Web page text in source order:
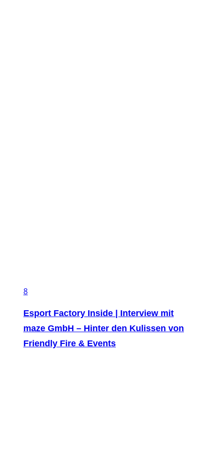
8
Esport Factory Inside | Interview mit
maze GmbH – Hinter den Kulissen von
Friendly Fire & Events